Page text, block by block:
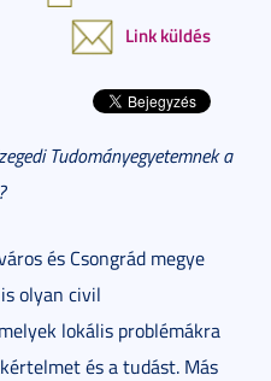
Link küldés
Tudományegyetemnek a
és Csongrád megye
olyan civil
lokális problémákra
és a tudást. Más